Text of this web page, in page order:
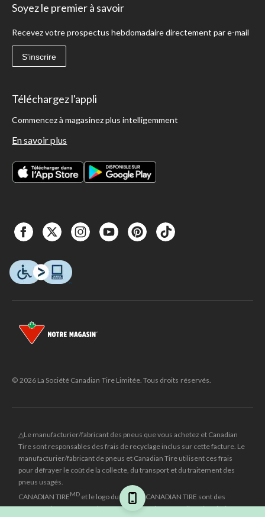
Soyez le premier à savoir
Recevez votre prospectus hebdomadaire directement par e-mail
S'inscrire
Téléchargez l'appli
Commencez à magasinez plus intelligemment
En savoir plus
© 2026 La Société Canadian Tire Limitée. Tous droits réservés.
△Le manufacturier/fabricant des pneus que vous achetez et Canadian
Tire sont responsables des frais de recyclage inclus sur cette facture. Le
manufacturier/fabricant de pneus et Canadian Tire utilisent ces frais
pour défrayer le coût de la collecte, du transport et du traitement des
pneus usagés.
CANADIAN TIREMD et le logo du triangle CANADIAN TIRE sont des
marques de commerce déposées de la Société Canadian Tire Limitée.